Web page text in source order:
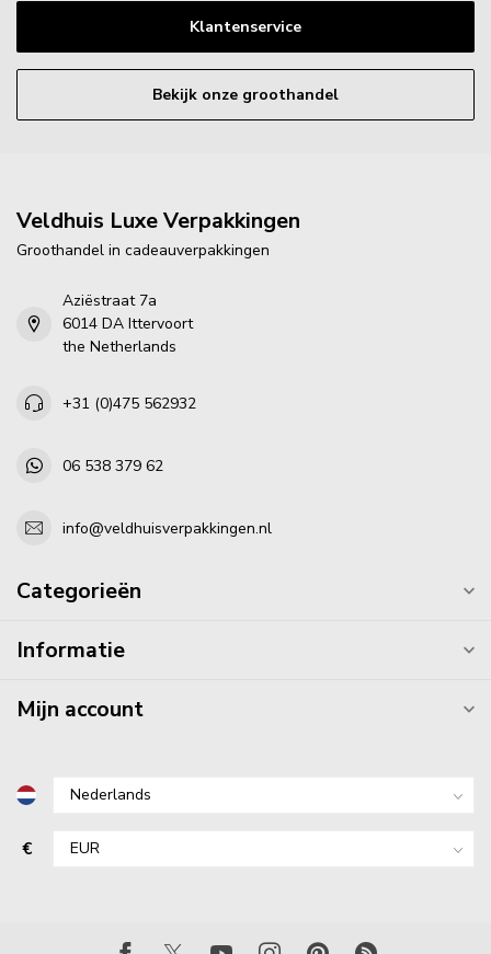
Klantenservice
Bekijk onze groothandel
Veldhuis Luxe Verpakkingen
Groothandel in cadeauverpakkingen
Aziëstraat 7a
6014 DA Ittervoort
the Netherlands
+31 (0)475 562932
06 538 379 62
info@veldhuisverpakkingen.nl
Categorieën
Informatie
Mijn account
€